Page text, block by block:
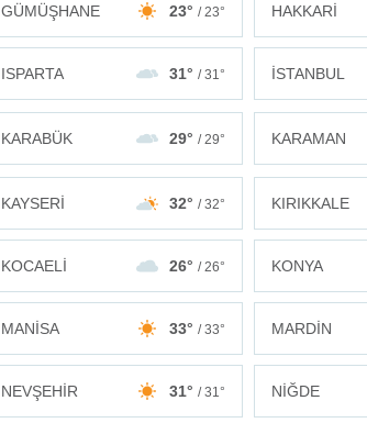
GÜMÜŞHANE 23° / 23° HAKKARİ
ISPARTA 31° / 31° İSTANBUL
KARABÜK 29° / 29° KARAMAN
KAYSERİ 32° / 32° KIRIKKALE
KOCAELİ 26° / 26° KONYA
MANİSA 33° / 33° MARDİN
NEVŞEHİR 31° / 31° NİĞDE